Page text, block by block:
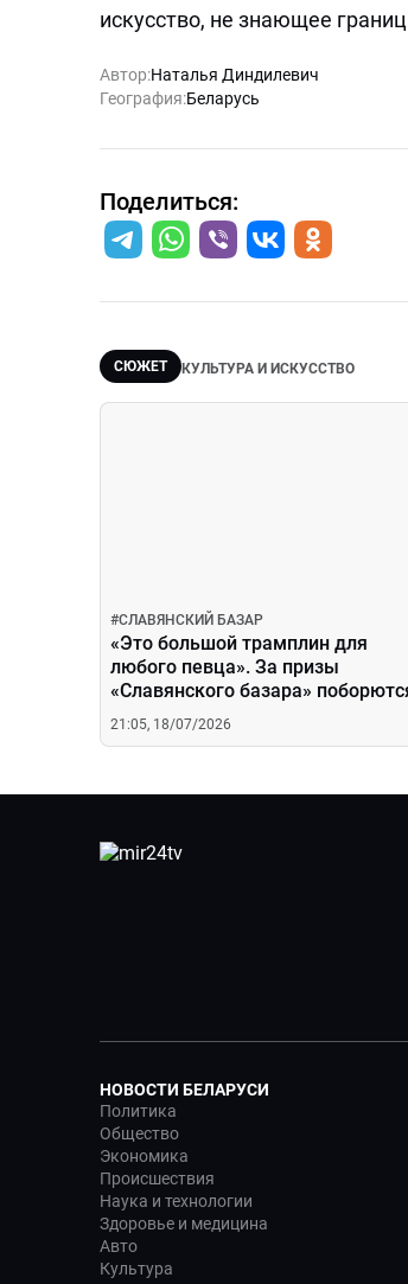
искусство, не знающее
Автор:Наталья Диндилевич
География:Беларусь
Поделиться:
СЮЖЕТ КУЛЬТУРА И ИСКУССТВО
#СЛАВЯНСКИЙ БАЗАР
«Это большой трамплин для
любого певца». За призы
«Славянского базара»
19 молодых исполнителей
21:05, 18/07/2026
НОВОСТИ БЕЛАРУСИ
Политика
Общество
Экономика
Происшествия
Наука и технологии
Здоровье и медицина
Авто
Культура